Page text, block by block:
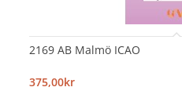
2169 AB Malmö ICAO
375,00kr